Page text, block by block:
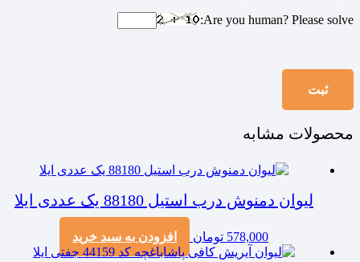
Are you human? Please solve:
محصولات مشابه
لیوان دمنوش درب استیل 88180 یک عددی ایلا
578,000 تومان افزودن به سبد خرید